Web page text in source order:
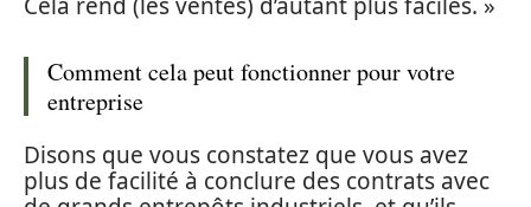
Comment cela peut fonctionner pour votre
entreprise
Disons que vous constatez que vous avez
plus de facilité à conclure des contrats avec